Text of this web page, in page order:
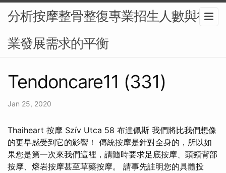
分析按摩整骨整復專業招生人數與行
業發展需求的平衡
Tendoncare11 (331)
Jan 25, 2020
Thaiheart 按摩 Szív Utca 58 布達佩斯 我們將比我們想像
的更早感受到它的影響！ 傳統按摩是針對全身的，所以如
果您是第一次來我們這裡，請隨時要求足底按摩、頭頸背部
按摩、熔岩按摩甚至草藥按摩。 請事先註明您的具體投